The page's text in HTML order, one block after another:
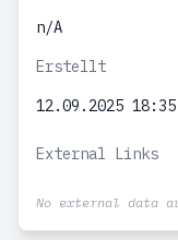
n/A
Erstellt
12.09.2025 18:35
External Links
No external data